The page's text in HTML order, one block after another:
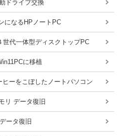
ドライブ交換
になるHPノートPC
世代一体型ディスクトップPC
に移植
ーをこぼしたノートパソコン
リ データ復旧
ータ復旧